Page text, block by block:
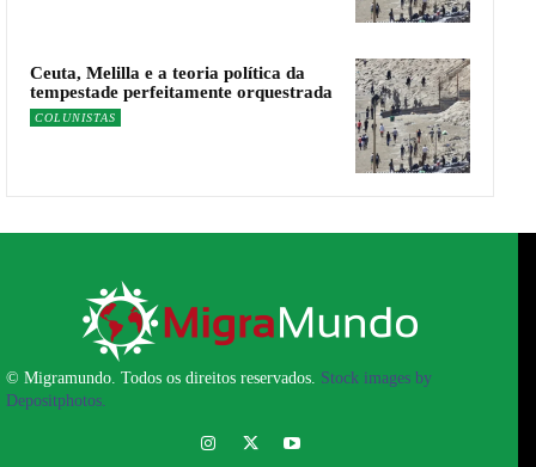
Ceuta, Melilla e a teoria política da
tempestade perfeitamente orquestrada
COLUNISTAS
© Migramundo. Todos os direitos reservados. Stock images by
Depositphotos.